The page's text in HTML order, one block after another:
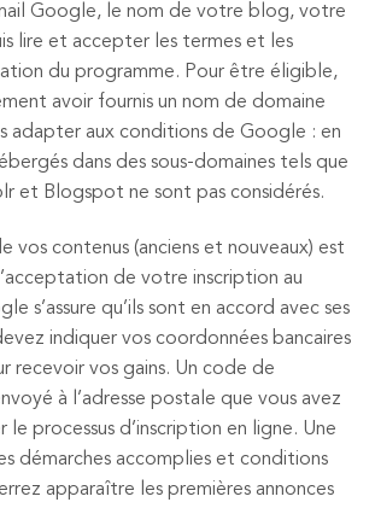
Google, le nom de votre blog, votre
lire et accepter les termes et les
du programme. Pour être éligible,
avoir fournis un nom de domaine
adapter aux conditions de Google : en
dans des sous-domaines tels que
et Blogspot ne sont pas considérés.
vos contenus (anciens et nouveaux) est
de votre inscription au
s’assure qu’ils sont en accord avec ses
indiquer vos coordonnées bancaires
recevoir vos gains. Un code de
à l’adresse postale que vous avez
le processus d’inscription en ligne. Une
démarches accomplies et conditions
apparaître les premières annonces